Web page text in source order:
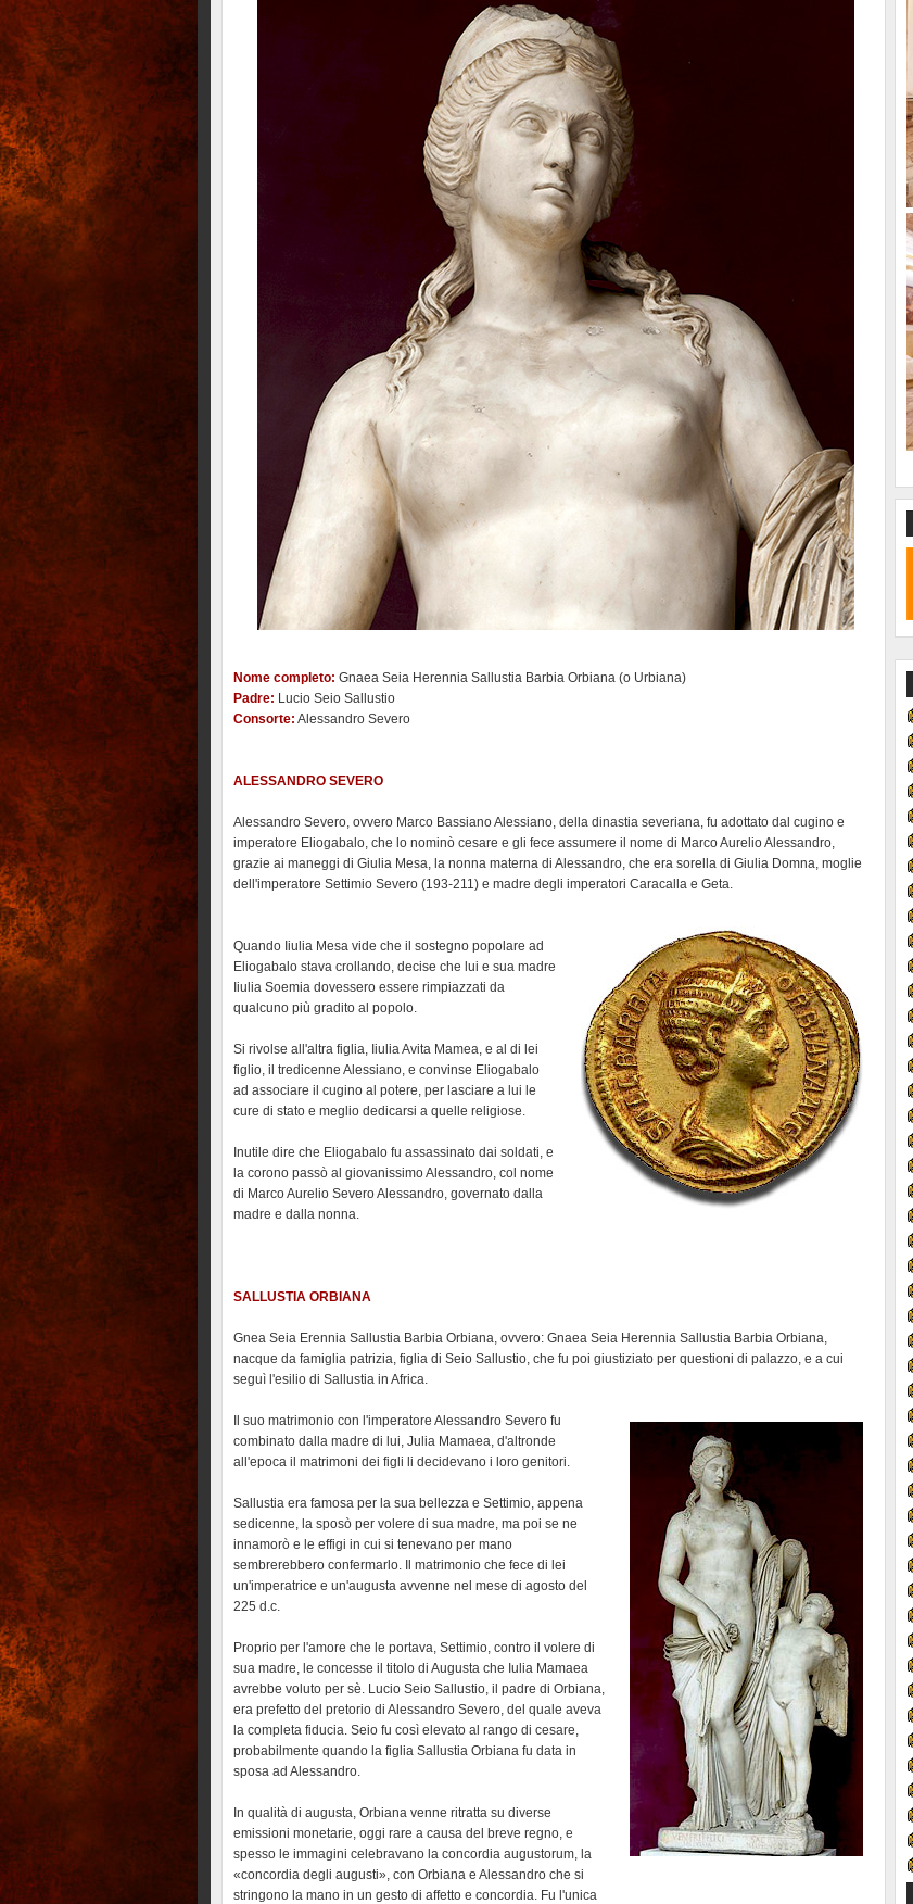
Nome completo: Gnaea Seia Herennia Sallustia Barbia Orbiana (o Urbiana)
Padre: Lucio Seio Sallustio
Consorte: Alessandro Severo
ALESSANDRO SEVERO
Alessandro Severo, ovvero Marco Bassiano Alessiano, della dinastia severiana, fu adottato dal cugino e
imperatore Eliogabalo, che lo nominò cesare e gli fece assumere il nome di Marco Aurelio Alessandro,
grazie ai maneggi di Giulia Mesa, la nonna materna di Alessandro, che era sorella di Giulia Domna, moglie
dell'imperatore Settimio Severo (193-211) e madre degli imperatori Caracalla e Geta.
Quando Iiulia Mesa vide che il sostegno popolare ad
Eliogabalo stava crollando, decise che lui e sua madre
Iiulia Soemia dovessero essere rimpiazzati da
qualcuno più gradito al popolo.
Si rivolse all'altra figlia, Iiulia Avita Mamea, e al di lei
figlio, il tredicenne Alessiano, e convinse Eliogabalo
ad associare il cugino al potere, per lasciare a lui le
cure di stato e meglio dedicarsi a quelle religiose.
Inutile dire che Eliogabalo fu assassinato dai soldati, e
la corono passò al giovanissimo Alessandro, col nome
di Marco Aurelio Severo Alessandro, governato dalla
madre e dalla nonna.
SALLUSTIA ORBIANA
Gnea Seia Erennia Sallustia Barbia Orbiana, ovvero: Gnaea Seia Herennia Sallustia Barbia Orbiana,
nacque da famiglia patrizia, figlia di Seio Sallustio, che fu poi giustiziato per questioni di palazzo, e a cui
seguì l'esilio di Sallustia in Africa.
Il suo matrimonio con l'imperatore Alessandro Severo fu
combinato dalla madre di lui, Julia Mamaea, d'altronde
all'epoca il matrimoni dei figli li decidevano i loro genitori.
Sallustia era famosa per la sua bellezza e Settimio, appena
sedicenne, la sposò per volere di sua madre, ma poi se ne
innamorò e le effigi in cui si tenevano per mano
sembrerebbero confermarlo. Il matrimonio che fece di lei
un'imperatrice e un'augusta avvenne nel mese di agosto del
225 d.c.
Proprio per l'amore che le portava, Settimio, contro il volere di
sua madre, le concesse il titolo di Augusta che Iulia Mamaea
avrebbe voluto per sè. Lucio Seio Sallustio, il padre di Orbiana,
era prefetto del pretorio di Alessandro Severo, del quale aveva
la completa fiducia. Seio fu così elevato al rango di cesare,
probabilmente quando la figlia Sallustia Orbiana fu data in
sposa ad Alessandro.
In qualità di augusta, Orbiana venne ritratta su diverse
emissioni monetarie, oggi rare a causa del breve regno, e
spesso le immagini celebravano la concordia augustorum, la
«concordia degli augusti», con Orbiana e Alessandro che si
stringono la mano in un gesto di affetto e concordia. Fu l'unica